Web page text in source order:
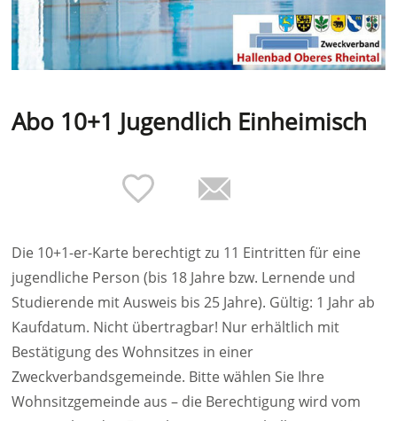
Abo 10+1 Jugendlich Einheimisch
Die 10+1-er-Karte berechtigt zu 11 Eintritten für eine
jugendliche Person (bis 18 Jahre bzw. Lernende und
Studierende mit Ausweis bis 25 Jahre). Gültig: 1 Jahr ab
Kaufdatum. Nicht übertragbar! Nur erhältlich mit
Bestätigung des Wohnsitzes in einer
Zweckverbandsgemeinde. Bitte wählen Sie Ihre
Wohnsitzgemeinde aus – die Berechtigung wird vom